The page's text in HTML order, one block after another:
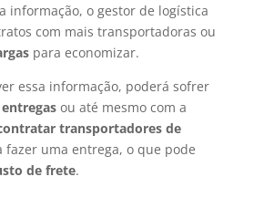
informação, o gestor de logística
com mais transportadoras ou
para economizar.
essa informação, poderá sofrer
ou até mesmo com a
transportadores de
uma entrega, o que pode
de frete.